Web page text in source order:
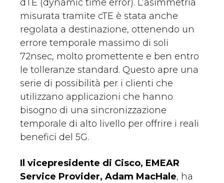
dTE (dynamic time error). L’asimmetria
misurata tramite cTE è stata anche
regolata a destinazione, ottenendo un
errore temporale massimo di soli
72nsec, molto promettente e ben entro
le tolleranze standard. Questo apre una
serie di possibilità per i clienti che
utilizzano applicazioni che hanno
bisogno di una sincronizzazione
temporale di alto livello per offrire i reali
benefici del 5G.
Il vicepresidente di Cisco, EMEAR
Service Provider, Adam MacHale, ha